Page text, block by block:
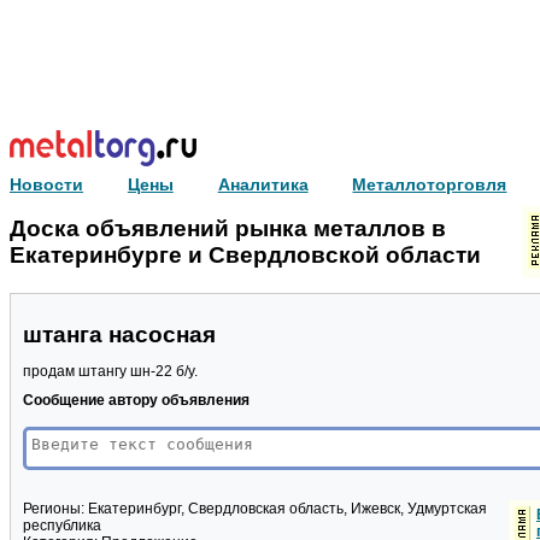
Новости Цены Аналитика Металлоторговля
Доска объявлений рынка металлов в
Екатеринбурге и Свердловской области
штанга насосная
продам штангу шн-22 б/у.
Сообщение автору объявления
Регионы: Екатеринбург, Свердловская область, Ижевск, Удмуртская
республика